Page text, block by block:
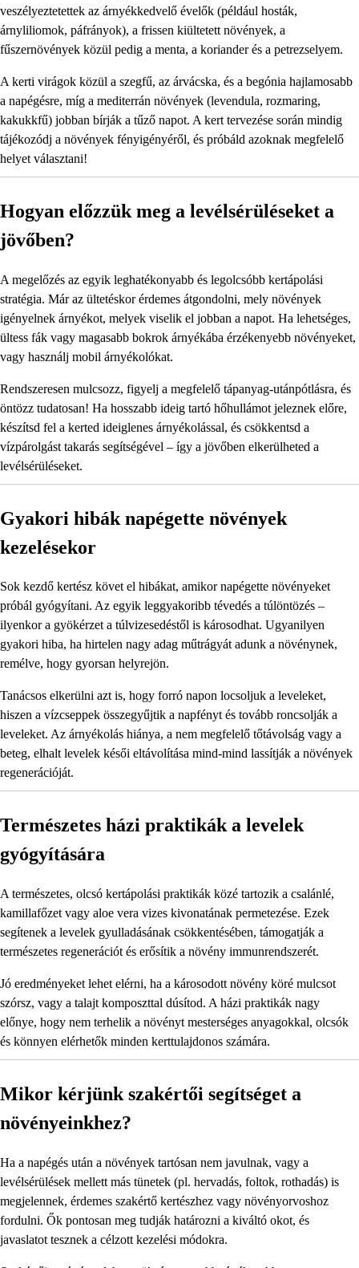
veszélyeztetettek az árnyékkedvelő évelők (például hosták,
árnyliliomok, páfrányok), a frissen kiültetett növények, a
fűszernövények közül pedig a menta, a koriander és a petrezselyem.
A kerti virágok közül a szegfű, az árvácska, és a begónia hajlamosabb
a napégésre, míg a mediterrán növények (levendula, rozmaring,
kakukkfű) jobban bírják a tűző napot. A kert tervezése során mindig
tájékozódj a növények fényigényéről, és próbáld azoknak megfelelő
helyet választani!
Hogyan előzzük meg a levélsérüléseket a
jövőben?
A megelőzés az egyik leghatékonyabb és legolcsóbb kertápolási
stratégia. Már az ültetéskor érdemes átgondolni, mely növények
igényelnek árnyékot, melyek viselik el jobban a napot. Ha lehetséges,
ültess fák vagy magasabb bokrok árnyékába érzékenyebb növényeket,
vagy használj mobil árnyékolókat.
Rendszeresen mulcsozz, figyelj a megfelelő tápanyag-utánpótlásra, és
öntözz tudatosan! Ha hosszabb ideig tartó hőhullámot jeleznek előre,
készítsd fel a kerted ideiglenes árnyékolással, és csökkentsd a
vízpárolgást takarás segítségével – így a jövőben elkerülheted a
levélsérüléseket.
Gyakori hibák napégette növények
kezelésekor
Sok kezdő kertész követ el hibákat, amikor napégette növényeket
próbál gyógyítani. Az egyik leggyakoribb tévedés a túlöntözés –
ilyenkor a gyökérzet a túlvizesedéstől is károsodhat. Ugyanilyen
gyakori hiba, ha hirtelen nagy adag műtrágyát adunk a növénynek,
remélve, hogy gyorsan helyrejön.
Tanácsos elkerülni azt is, hogy forró napon locsoljuk a leveleket,
hiszen a vízcseppek összegyűjtik a napfényt és tovább roncsolják a
leveleket. Az árnyékolás hiánya, a nem megfelelő tőtávolság vagy a
beteg, elhalt levelek késői eltávolítása mind-mind lassítják a növények
regenerációját.
Természetes házi praktikák a levelek
gyógyítására
A természetes, olcsó kertápolási praktikák közé tartozik a csalánlé,
kamillafőzet vagy aloe vera vizes kivonatának permetezése. Ezek
segítenek a levelek gyulladásának csökkentésében, támogatják a
természetes regenerációt és erősítik a növény immunrendszerét.
Jó eredményeket lehet elérni, ha a károsodott növény köré mulcsot
szórsz, vagy a talajt komposzttal dúsítod. A házi praktikák nagy
előnye, hogy nem terhelik a növényt mesterséges anyagokkal, olcsók
és könnyen elérhetők minden kerttulajdonos számára.
Mikor kérjünk szakértői segítséget a
növényeinkhez?
Ha a napégés után a növények tartósan nem javulnak, vagy a
levélsérülések mellett más tünetek (pl. hervadás, foltok, rothadás) is
megjelennek, érdemes szakértő kertészhez vagy növényorvoshoz
fordulni. Ők pontosan meg tudják határozni a kiváltó okot, és
javaslatot tesznek a célzott kezelési módokra.